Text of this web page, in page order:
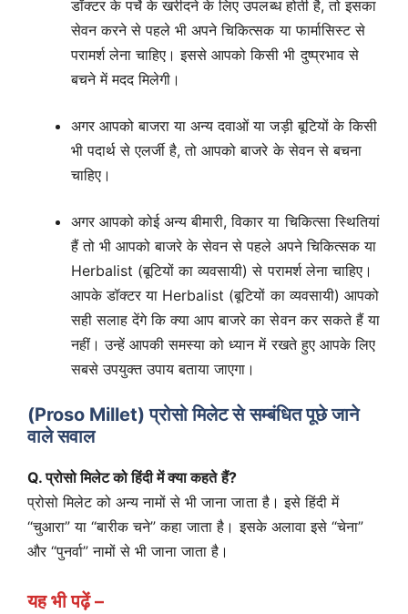
डॉक्टर के पर्चे के खरीदने के लिए उपलब्ध होती है, तो इसका
सेवन करने से पहले भी अपने चिकित्सक या फार्मासिस्ट से
परामर्श लेना चाहिए। इससे आपको किसी भी दुष्प्रभाव से
बचने में मदद मिलेगी।
अगर आपको बाजरा या अन्य दवाओं या जड़ी बूटियों के किसी
भी पदार्थ से एलर्जी है, तो आपको बाजरे के सेवन से बचना
चाहिए।
अगर आपको कोई अन्य बीमारी, विकार या चिकित्सा स्थितियां
हैं तो भी आपको बाजरे के सेवन से पहले अपने चिकित्सक या
Herbalist (बूटियों का व्यवसायी) से परामर्श लेना चाहिए।
आपके डॉक्टर या Herbalist (बूटियों का व्यवसायी) आपको
सही सलाह देंगे कि क्या आप बाजरे का सेवन कर सकते हैं या
नहीं। उन्हें आपकी समस्या को ध्यान में रखते हुए आपके लिए
सबसे उपयुक्त उपाय बताया जाएगा।
(Proso Millet)प्रोसो मिलेटसे सम्बंधित पूछे जाने
वाले सवाल
Q. प्रोसो मिलेट को हिंदी में क्या कहते हैं?
प्रोसो मिलेट को अन्य नामों से भी जाना जाता है। इसे हिंदी में
“चुआरा” या “बारीक चने” कहा जाता है। इसके अलावा इसे “चेना”
और “पुनर्वा” नामों से भी जाना जाता है।
यह भी पढ़ें –